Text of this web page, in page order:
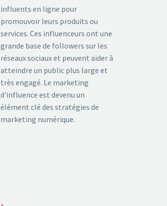
influents en ligne pour
promouvoir leurs produits ou
services. Ces influenceurs ont une
grande base de followers sur les
réseaux sociaux et peuvent aider à
atteindre un public plus large et
très engagé. Le marketing
d'influence est devenu un
élément clé des stratégies de
marketing numérique.